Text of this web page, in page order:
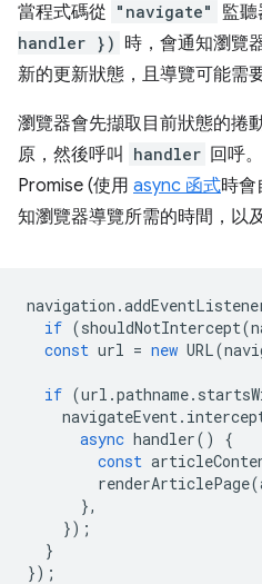
當程式碼從 "navigate" 監聽
handler }) 時，會通知瀏覽
新的更新狀態，且導覽可能需
瀏覽器會先擷取目前狀態的捲
原，然後呼叫
handler 回呼
Promise (使用 async 函式時會
知瀏覽器導覽所需的時間，以
navigation .
if (shouldNotIntercept(
const url = new URL(
if (url .pathname.
navigateEvent.
async handler()
{
const
renderArticlePage(
},
});
}
});